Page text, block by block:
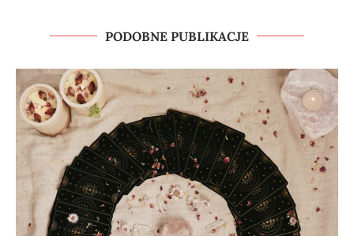
PODOBNE PUBLIKACJE